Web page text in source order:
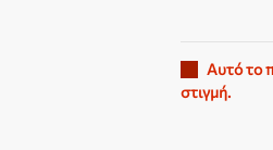
Αυτό το
στιγμή.